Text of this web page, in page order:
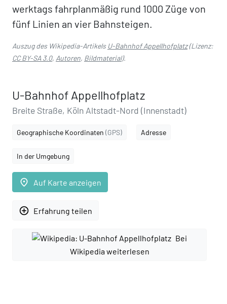
werktags fahrplanmäßig rund 1000 Züge von
fünf Linien an vier Bahnsteigen.
Auszug des Wikipedia-Artikels U-Bahnhof Appellhofplatz(Lizenz:
CC BY-SA 3.0, Autoren, Bildmaterial).
U-Bahnhof Appellhofplatz
Breite Straße, Köln Altstadt-Nord (Innenstadt)
Geographische Koordinaten (GPS) Adresse
In der Umgebung
place Auf Karte anzeigen
add_circle_outline Erfahrung teilen
Bei
Wikipedia weiterlesen